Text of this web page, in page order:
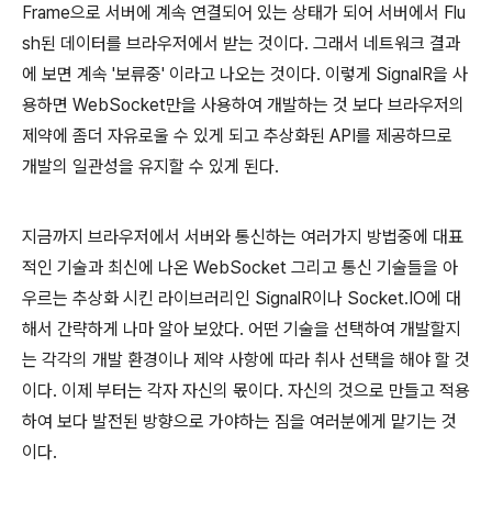
Frame으로 서버에 계속 연결되어 있는 상태가 되어 서버에서 Flu
sh된 데이터를 브라우저에서 받는 것이다. 그래서 네트워크 결과
에 보면 계속 '보류중' 이라고 나오는 것이다. 이렇게 SignalR을 사
용하면 WebSocket만을 사용하여 개발하는 것 보다 브라우저의
제약에 좀더 자유로울 수 있게 되고 추상화된 API를 제공하므로
개발의 일관성을 유지할 수 있게 된다.
지금까지 브라우저에서 서버와 통신하는 여러가지 방법중에 대표
적인 기술과 최신에 나온 WebSocket 그리고 통신 기술들을 아
우르는 추상화 시킨 라이브러리인 SignalR이나 Socket.IO에 대
해서 간략하게 나마 알아 보았다. 어떤 기술을 선택하여 개발할지
는 각각의 개발 환경이나 제약 사항에 따라 취사 선택을 해야 할 것
이다. 이제 부터는 각자 자신의 몫이다. 자신의 것으로 만들고 적용
하여 보다 발전된 방향으로 가야하는 짐을 여러분에게 맡기는 것
이다.